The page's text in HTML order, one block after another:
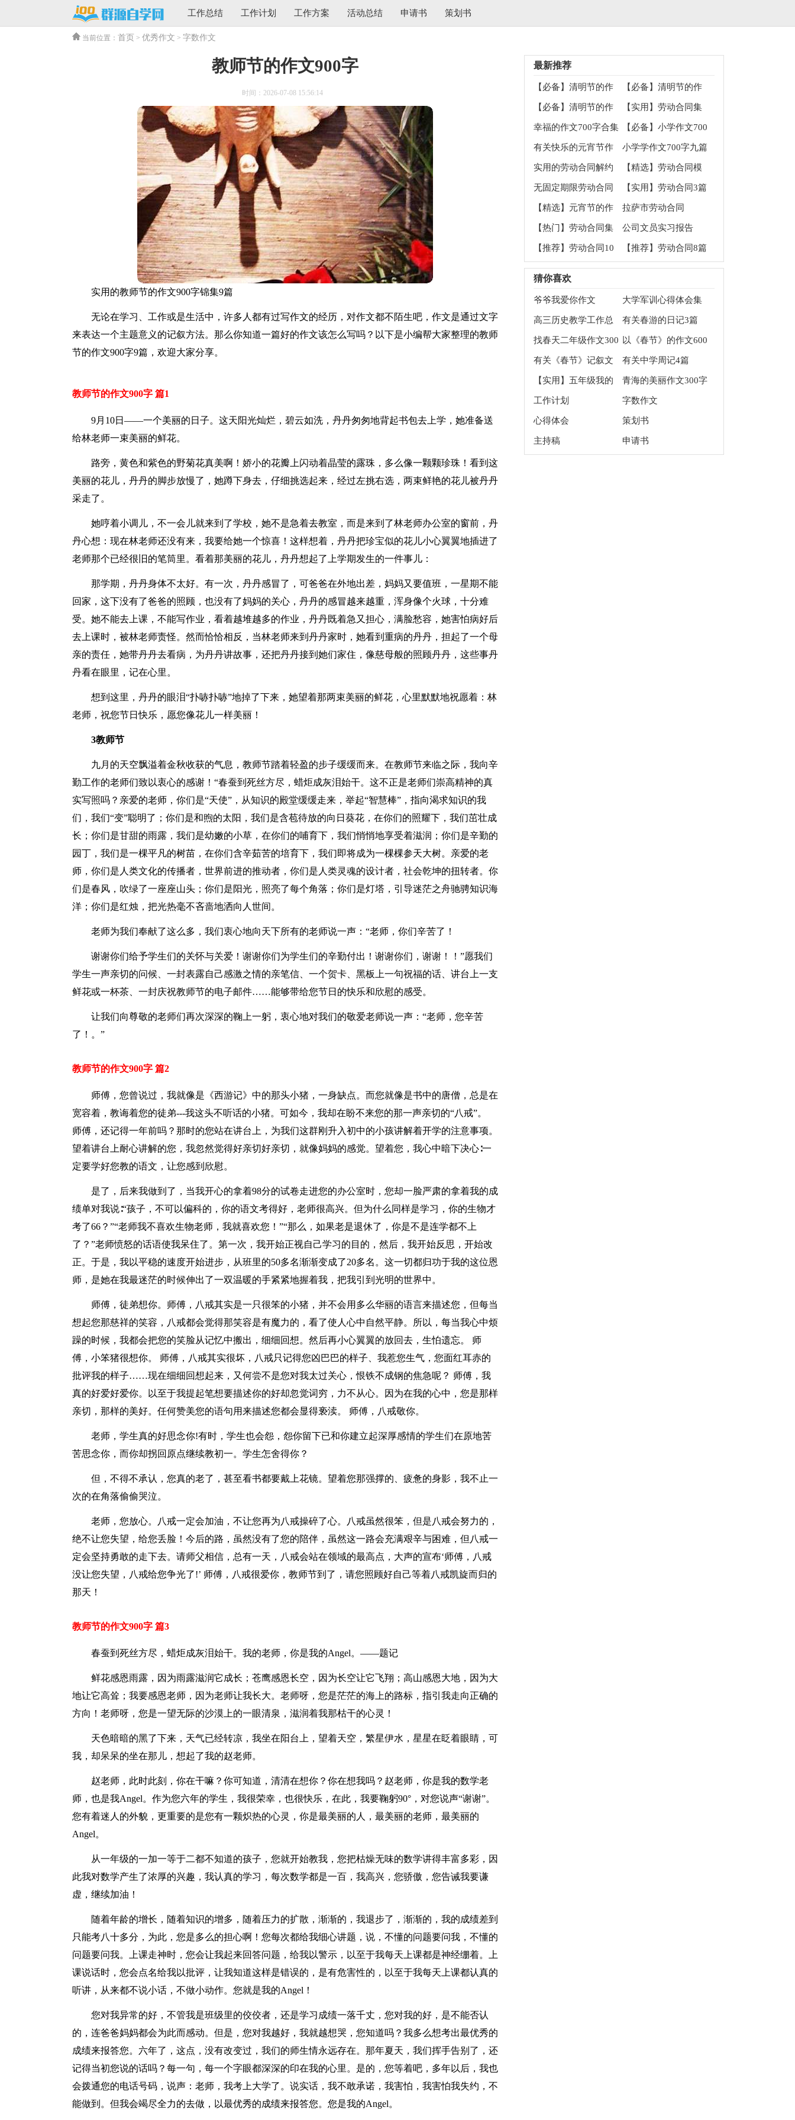
工作总结 工作计划 工作方案 活动总结 申请书 策划书
当前位置： 首页 > 优秀作文 > 字数作文
教师节的作文900字
时间：2026-07-08 15:56:14
实用的教师节的作文900字锦集9篇
无论在学习、工作或是生活中，许多人都有过写作文的经历，对作文都不陌生吧，作文是通过文字
来表达一个主题意义的记叙方法。那么你知道一篇好的作文该怎么写吗？以下是小编帮大家整理的教师
节的作文900字9篇，欢迎大家分享。
教师节的作文900字 篇1
9月10日——一个美丽的日子。这天阳光灿烂，碧云如洗，丹丹匆匆地背起书包去上学，她准备送
给林老师一束美丽的鲜花。
路旁，黄色和紫色的野菊花真美啊！娇小的花瓣上闪动着晶莹的露珠，多么像一颗颗珍珠！看到这
美丽的花儿，丹丹的脚步放慢了，她蹲下身去，仔细挑选起来，经过左挑右选，两束鲜艳的花儿被丹丹
采走了。
她哼着小调儿，不一会儿就来到了学校，她不是急着去教室，而是来到了林老师办公室的窗前，丹
丹心想：现在林老师还没有来，我要给她一个惊喜！这样想着，丹丹把珍宝似的花儿小心翼翼地插进了
老师那个已经很旧的笔筒里。看着那美丽的花儿，丹丹想起了上学期发生的一件事儿：
那学期，丹丹身体不太好。有一次，丹丹感冒了，可爸爸在外地出差，妈妈又要值班，一星期不能
回家，这下没有了爸爸的照顾，也没有了妈妈的关心，丹丹的感冒越来越重，浑身像个火球，十分难
受。她不能去上课，不能写作业，看着越堆越多的作业，丹丹既着急又担心，满脸愁容，她害怕病好后
去上课时，被林老师责怪。然而恰恰相反，当林老师来到丹丹家时，她看到重病的丹丹，担起了一个母
亲的责任，她带丹丹去看病，为丹丹讲故事，还把丹丹接到她们家住，像慈母般的照顾丹丹，这些事丹
丹看在眼里，记在心里。
想到这里，丹丹的眼泪“扑哧扑哧”地掉了下来，她望着那两束美丽的鲜花，心里默默地祝愿着：林
老师，祝您节日快乐，愿您像花儿一样美丽！
3教师节
九月的天空飘溢着金秋收获的气息，教师节踏着轻盈的步子缓缓而来。在教师节来临之际，我向辛
勤工作的老师们致以衷心的感谢！“春蚕到死丝方尽，蜡炬成灰泪始干。这不正是老师们崇高精神的真
实写照吗？亲爱的老师，你们是“天使”，从知识的殿堂缓缓走来，举起“智慧棒”，指向渴求知识的我
们，我们“变”聪明了；你们是和煦的太阳，我们是含苞待放的向日葵花，在你们的照耀下，我们茁壮成
长；你们是甘甜的雨露，我们是幼嫩的小草，在你们的哺育下，我们悄悄地享受着滋润；你们是辛勤的
园丁，我们是一棵平凡的树苗，在你们含辛茹苦的培育下，我们即将成为一棵棵参天大树。亲爱的老
师，你们是人类文化的传播者，世界前进的推动者，你们是人类灵魂的设计者，社会乾坤的扭转者。你
们是春风，吹绿了一座座山头；你们是阳光，照亮了每个角落；你们是灯塔，引导迷茫之舟驰骋知识海
洋；你们是红烛，把光热毫不吝啬地洒向人世间。
老师为我们奉献了这么多，我们衷心地向天下所有的老师说一声：“老师，你们辛苦了！
谢谢你们给予学生们的关怀与关爱！谢谢你们为学生们的辛勤付出！谢谢你们，谢谢！！”愿我们
学生一声亲切的问候、一封表露自己感激之情的亲笔信、一个贺卡、黑板上一句祝福的话、讲台上一支
鲜花或一杯茶、一封庆祝教师节的电子邮件……能够带给您节日的快乐和欣慰的感受。
让我们向尊敬的老师们再次深深的鞠上一躬，衷心地对我们的敬爱老师说一声：“老师，您辛苦
了！。”
教师节的作文900字 篇2
师傅，您曾说过，我就像是《西游记》中的那头小猪，一身缺点。而您就像是书中的唐僧，总是在
宽容着，教诲着您的徒弟---我这头不听话的小猪。可如今，我却在盼不来您的那一声亲切的“八戒”。
师傅，还记得一年前吗？那时的您站在讲台上，为我们这群刚升入初中的小孩讲解着开学的注意事项。
望着讲台上耐心讲解的您，我忽然觉得好亲切好亲切，就像妈妈的感觉。望着您，我心中暗下决心∶一
定要学好您教的语文，让您感到欣慰。
是了，后来我做到了，当我开心的拿着98分的试卷走进您的办公室时，您却一脸严肃的拿着我的成
绩单对我说∶“孩子，不可以偏科的，你的语文考得好，老师很高兴。但为什么同样是学习，你的生物才
考了66？”“老师我不喜欢生物老师，我就喜欢您！”“那么，如果老是退休了，你是不是连学都不上
了？”老师愤怒的话语使我呆住了。第一次，我开始正视自己学习的目的，然后，我开始反思，开始改
正。于是，我以平稳的速度开始进步，从班里的50多名渐渐变成了20多名。这一切都归功于我的这位恩
师，是她在我最迷茫的时候伸出了一双温暖的手紧紧地握着我，把我引到光明的世界中。
师傅，徒弟想你。师傅，八戒其实是一只很笨的小猪，并不会用多么华丽的语言来描述您，但每当
想起您那慈祥的笑容，八戒都会觉得那笑容是有魔力的，看了使人心中自然平静。所以，每当我心中烦
躁的时候，我都会把您的笑脸从记忆中搬出，细细回想。然后再小心翼翼的放回去，生怕遗忘。 师
傅，小笨猪很想你。 师傅，八戒其实很坏，八戒只记得您凶巴巴的样子、我惹您生气，您面红耳赤的
批评我的样子……现在细细回想起来，又何尝不是您对我太过关心，恨铁不成钢的焦急呢？ 师傅，我
真的好爱好爱你。以至于我提起笔想要描述你的好却忽觉词穷，力不从心。因为在我的心中，您是那样
亲切，那样的美好。任何赞美您的语句用来描述您都会显得亵渎。 师傅，八戒敬你。
老师，学生真的好思念你!有时，学生也会怨，怨你留下已和你建立起深厚感情的学生们在原地苦
苦思念你，而你却拐回原点继续教初一。学生怎舍得你？
但，不得不承认，您真的老了，甚至看书都要戴上花镜。望着您那强撑的、疲惫的身影，我不止一
次的在角落偷偷哭泣。
老师，您放心。八戒一定会加油，不让您再为八戒操碎了心。八戒虽然很笨，但是八戒会努力的，
绝不让您失望，给您丢脸！今后的路，虽然没有了您的陪伴，虽然这一路会充满艰辛与困难，但八戒一
定会坚持勇敢的走下去。请师父相信，总有一天，八戒会站在领域的最高点，大声的宣布‘师傅，八戒
没让您失望，八戒给您争光了!’ 师傅，八戒很爱你，教师节到了，请您照顾好自己等着八戒凯旋而归的
那天！
教师节的作文900字 篇3
春蚕到死丝方尽，蜡炬成灰泪始干。我的老师，你是我的Angel。——题记
鲜花感恩雨露，因为雨露滋润它成长；苍鹰感恩长空，因为长空让它飞翔；高山感恩大地，因为大
地让它高耸；我要感恩老师，因为老师让我长大。老师呀，您是茫茫的海上的路标，指引我走向正确的
方向！老师呀，您是一望无际的沙漠上的一眼清泉，滋润着我那枯干的心灵！
天色暗暗的黑了下来，天气已经转凉，我坐在阳台上，望着天空，繁星伊水，星星在眨着眼睛，可
我，却呆呆的坐在那儿，想起了我的赵老师。
赵老师，此时此刻，你在干嘛？你可知道，清清在想你？你在想我吗？赵老师，你是我的数学老
师，也是我Angel。作为您六年的学生，我很荣幸，也很快乐，在此，我要鞠躬90°，对您说声“谢谢”。
您有着迷人的外貌，更重要的是您有一颗炽热的心灵，你是最美丽的人，最美丽的老师，最美丽的
Angel。
从一年级的一加一等于二都不知道的孩子，您就开始教我，您把枯燥无味的数学讲得丰富多彩，因
此我对数学产生了浓厚的兴趣，我认真的学习，每次数学都是一百，我高兴，您骄傲，您告诫我要谦
虚，继续加油！
随着年龄的增长，随着知识的增多，随着压力的扩散，渐渐的，我退步了，渐渐的，我的成绩差到
只能考八十多分，为此，您是多么的担心啊！您每次都给我细心讲题，说，不懂的问题要问我，不懂的
问题要问我。上课走神时，您会让我起来回答问题，给我以警示，以至于我每天上课都是神经绷着。上
课说话时，您会点名给我以批评，让我知道这样是错误的，是有危害性的，以至于我每天上课都认真的
听讲，从来都不说小话，不做小动作。您就是我的Angel！
您对我异常的好，不管我是班级里的佼佼者，还是学习成绩一落千丈，您对我的好，是不能否认
的，连爸爸妈妈都会为此而感动。但是，您对我越好，我就越想哭，您知道吗？我多么想考出最优秀的
成绩来报答您。六年了，这点，没有改变过，我们的师生情永远存在。那年夏天，我们挥手告别了，还
记得当初您说的话吗？每一句，每一个字眼都深深的印在我的心里。是的，您等着吧，多年以后，我也
会拨通您的电话号码，说声：老师，我考上大学了。说实话，我不敢承诺，我害怕，我害怕我失约，不
能做到。但我会竭尽全力的去做，以最优秀的成绩来报答您。您是我的Angel。
最新推荐
【必备】清明节的作
文700字集锦6篇
【必备】清明节的作
文100字集锦10篇
【必备】清明节的作
文100字集锦九篇
【实用】劳动合同集
合5篇
幸福的作文700字合集
九篇
【必备】小学作文700
字四篇
有关快乐的元宵节作
文100字汇编9篇
小学学作文700字九篇
实用的劳动合同解约
协议书4篇
【精选】劳动合同模
板汇总6篇
无固定期限劳动合同
通用15篇
【实用】劳动合同3篇
【精选】元宵节的作
文700字合集8篇
拉萨市劳动合同
【热门】劳动合同集
合七篇
公司文员实习报告
【推荐】劳动合同10
【推荐】劳动合同8篇
猜你喜欢
爷爷我爱你作文
大学军训心得体会集
合15篇
高三历史教学工作总
结
有关春游的日记3篇
找春天二年级作文300
字汇总十篇
以《春节》的作文600
字5篇
有关《春节》记叙文
作文600字集锦九篇
有关中学周记4篇
【实用】五年级我的
作文集合五篇
青海的美丽作文300字
9篇
工作计划 字数作文
心得体会 策划书
主持稿 申请书